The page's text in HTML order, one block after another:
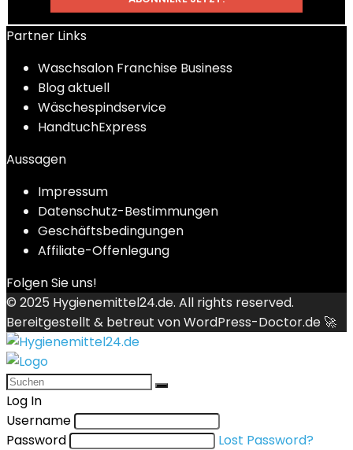
Partner Links
Waschsalon Franchise Business
Blog aktuell
Wäschespindservice
HandtuchExpress
Aussagen
Impressum
Datenschutz-Bestimmungen
Geschäftsbedingungen
Affiliate-Offenlegung
Folgen Sie uns!
© 2025 Hygienemittel24.de. All rights reserved.
Bereitgestellt & betreut vonWordPress-Doctor.de 🚀
Log In
Username
Password
Lost Password?